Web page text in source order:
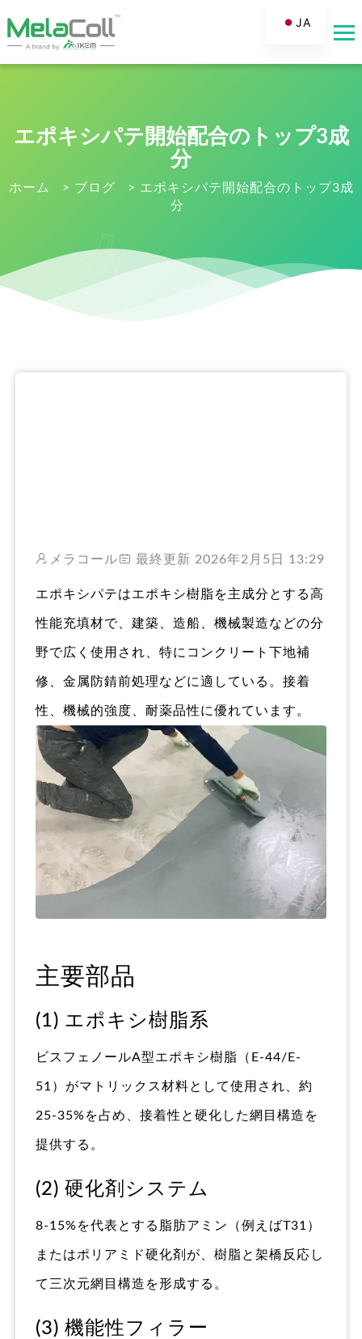
エポキシパテ開始配合のトップ3成
分
ホーム > ブログ > エポキシパテ開始配合のトップ3成
分
メラコール 最終更新 2026年2月5日 13:29
エポキシパテはエポキシ樹脂を主成分とする高
性能充填材で、建築、造船、機械製造などの分
野で広く使用され、特にコンクリート下地補
修、金属防錆前処理などに適している。接着
性、機械的強度、耐薬品性に優れています。
主要部品
(1) エポキシ樹脂系
ビスフェノールA型エポキシ樹脂（E-44/E-
51）がマトリックス材料として使用され、約
25-35%を占め、接着性と硬化した網目構造を
提供する。
(2) 硬化剤システム
8-15%を代表とする脂肪アミン（例えばT31）
またはポリアミド硬化剤が、樹脂と架橋反応し
て三次元網目構造を形成する。
(3) 機能性フィラー
JA
ES
RU
FI